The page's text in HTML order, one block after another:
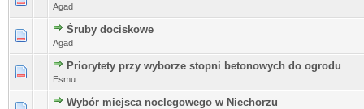
Agad
Śruby dociskowe
Agad
Priorytety przy wyborze stopni betonowych do ogrodu
Esmu
Wybór miejsca noclegowego w Niechorzu